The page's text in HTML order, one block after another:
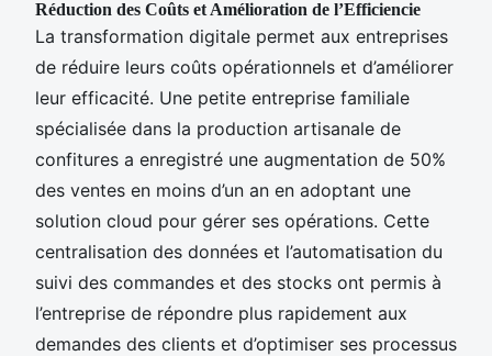
Réduction des Coûts et Amélioration de l’Efficiencie
La transformation digitale permet aux entreprises
de réduire leurs coûts opérationnels et d’améliorer
leur efficacité. Une petite entreprise familiale
spécialisée dans la production artisanale de
confitures a enregistré une augmentation de 50%
des ventes en moins d’un an en adoptant une
solution cloud pour gérer ses opérations. Cette
centralisation des données et l’automatisation du
suivi des commandes et des stocks ont permis à
l’entreprise de répondre plus rapidement aux
demandes des clients et d’optimiser ses processus